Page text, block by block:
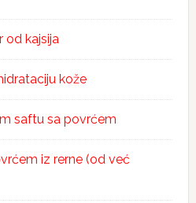
od kajsija
kože
saftu sa povrćem
iz rerne (od već